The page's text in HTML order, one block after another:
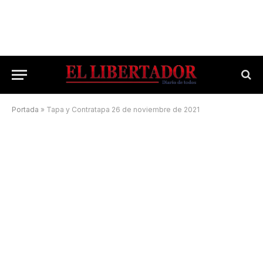
Portada » Tapa y Contratapa 26 de noviembre de 2021